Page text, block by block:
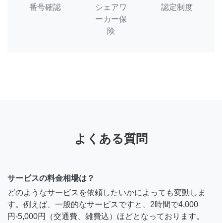
番号確認
シェアワ
ーカー保
険
認定制度
よくある質問
サービスの料金相場は？
どのようなサービスを依頼したいかによっても変動しま
す。例えば、一般的なサービスですと、2時間で4,000
円-5,000円（交通費、雑費込）ほどとなっております。